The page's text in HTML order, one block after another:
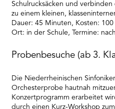
Schulrucksäcken und
zu einem kleinen,
Dauer: 45 Minuten, Kosten: 100
Ort: in der Schule, Termine:
Probenbesuche (ab 3.
Die Niederrheinischen
Orchesterprobe hautnah
Konzertprogramm erarbeitet
durch einen Kurz-Workshop